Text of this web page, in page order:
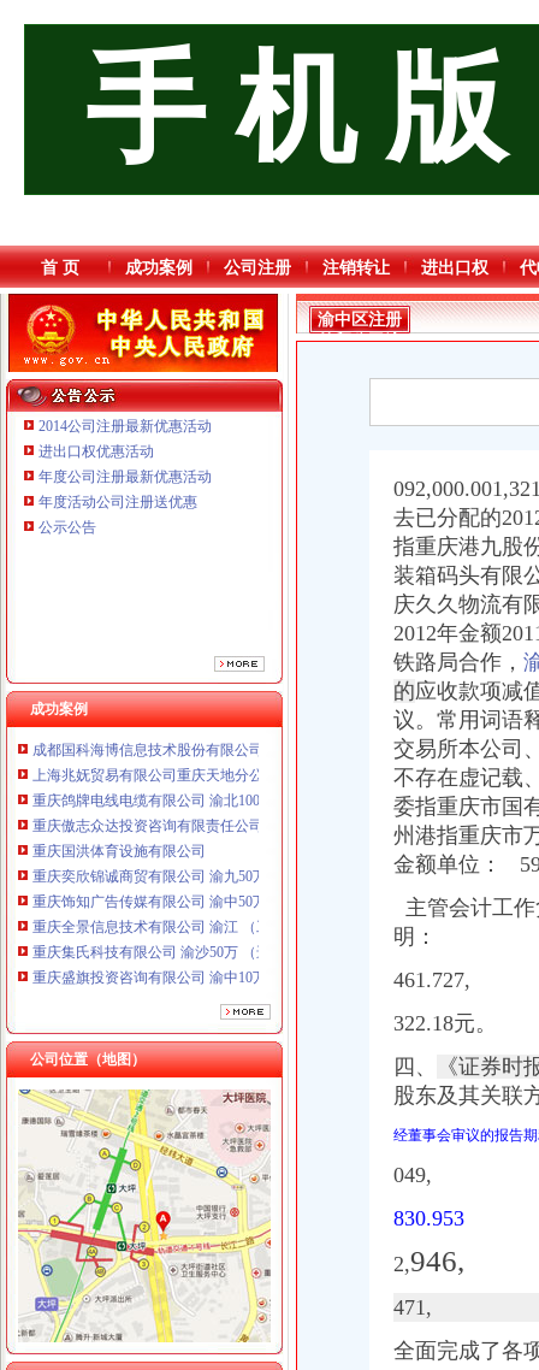
手 机 版
首 页 成功案例 公司注册 注销转让 进出口权
2014公司注册最新优惠活动
进出口权优惠活动
年度公司注册最新优惠活动
年度活动公司注册送优惠
公示公告
成功案例
重庆鸽牌电线电缆有限公司 渝北10010万 (进出口权)
重庆傲志众达投资咨询有限责任公司 渝九1000万 （增资）
重庆国洪体育设施有限公司
重庆盛旗投资咨询有限公司 渝中10万 （工商注册）
重庆华康假肢矫形有限公司 渝中120万 （增资）
成都国科海博信息技术股份有限公司重庆分公司 渝江 （工商注册）
上海兆妩贸易有限公司重庆天地分公司 渝中 （工商注册）
重庆鸽牌电线电缆有限公司 渝北10010万 (进出口权)
重庆傲志众达投资咨询有限责任公司 渝九1000万 （增资）
重庆国洪体育设施有限公司
重庆奕欣锦诚商贸有限公司 渝九50万 （工商注册）
重庆饰知广告传媒有限公司 渝中50万 （工商注册）
重庆全景信息技术有限公司 渝江 （工商注册）
重庆集氏科技有限公司 渝沙50万 （进出口权）
重庆盛旗投资咨询有限公司 渝中10万 （工商注册）
重庆华康假肢矫形有限公司 渝中120万 （增资）
成都国科海博信息技术股份有限公司重庆分公司 渝江 （工商注册）
上海兆妩贸易有限公司重庆天地分公司 渝中 （工商注册）
公司位置（地图）
渝中区注册外贸公司流程
宝盈核心优势：更新招募说明书-匡瞿的空间-搜狐博客
电脑工程师黄页、电脑工程师公司名录、电脑工程师供应商、电脑工程
文字历史区
英国经济硕士的就业前景—顺顺留学
制作高档名片名录_2017制作高档名片企业黄页大全_商务联盟网
锅包装盒厂家_锅包装盒厂家/公司-阿里巴巴公司黄页
外资加速入渝助推重庆经济快跑-房产新闻-重庆搜狐焦点网
中国嘉陵（）2006年年度报告_证券之星
渝中区注册
外贸公司流
去已分配的
指重庆港九股
装箱码头有限
庆久久物流有
2012年金额
铁路局合作，
的应收款项减
议。常用词语
交易所本公司
不存在虚记载
委指重庆市国
州港指重庆市
金额单位：
主管会计工
明：
461.727,
322.18元。
四、
《证券时
股东及其关联
经董事会审议的报告
049,
830.953
2,946,
471,
全面完成了各